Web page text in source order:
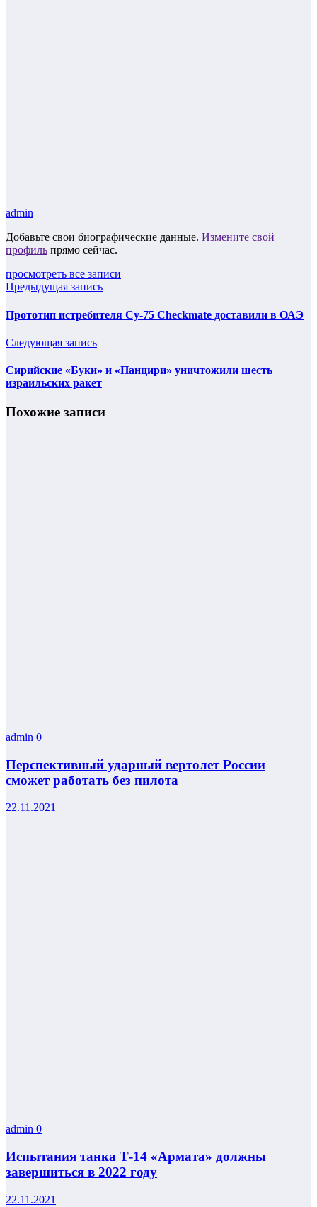
admin
Добавьте свои биографические данные. Измените свой
профиль прямо сейчас.
просмотреть все записи
Предыдущая запись
Прототип истребителя Су-75 Checkmate доставили в ОАЭ
Следующая запись
Сирийские «Буки» и «Панцири» уничтожили шесть
израильских ракет
Похожие записи
admin 0
Перспективный ударный вертолет России
сможет работать без пилота
22.11.2021
admin 0
Испытания танка Т-14 «Армата» должны
завершиться в 2022 году
22.11.2021